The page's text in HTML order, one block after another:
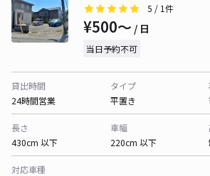
5 / 1件
¥500〜 / 日
当日予約不可
貸出時間
24時間営業
タイプ
平置き
長さ
430cm 以下
車幅
220cm 以下
対応車種